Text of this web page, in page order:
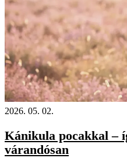
2026. 05. 02.
Kánikula pocakkal –
várandósan